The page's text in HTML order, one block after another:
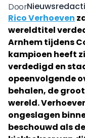
Door
Rico Verhoeven
wereldtitel
Arnhem tijdens
kampioen heeft
verdedigd en
opeenvolgende
behalen, de
wereld.
ongeslagen
beschouwd als